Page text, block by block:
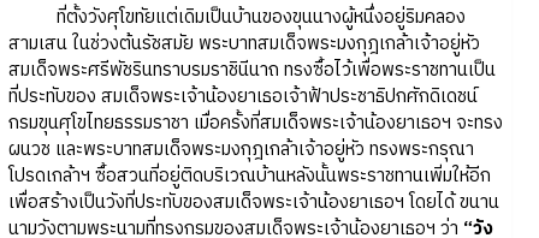
ที่ตั้งวังศุโขทัยแต่เดิมเป็นบ้านของขุนนางผู้หนึ่งอยู่ริมคลอง
สามเสน ในช่วงต้นรัชสมัย พระบาทสมเด็จพระมงกุฎเกล้าเจ้าอยู่หัว
สมเด็จพระศรีพัชรินทราบรมราชินีนาถ ทรงซื้อไว้เพื่อพระราชทานเป็น
ที่ประทับของ สมเด็จพระเจ้าน้องยาเธอเจ้าฟ้าประชาธิปกศักดิเดชน์
กรมขุนศุโขไทยธรรมราชา เมื่อครั้งที่สมเด็จพระเจ้าน้องยาเธอฯ จะทรง
ผนวช และพระบาทสมเด็จพระมงกุฎเกล้าเจ้าอยู่หัว ทรงพระกรุณา
โปรดเกล้าฯ ซื้อสวนที่อยู่ติดบริเวณบ้านหลังนั้นพระราชทานเพิ่มให้อีก
เพื่อสร้างเป็นวังที่ประทับของสมเด็จพระเจ้าน้องยาเธอฯ โดยได้ ขนาน
นามวังตามพระนามที่ทรงกรมของสมเด็จพระเจ้าน้องยาเธอฯ ว่า “วัง